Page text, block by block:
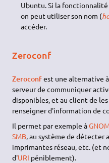
Ubuntu. Si la fonctionnalité
on peut utiliser son nom (
accéder.
Zeroconf
Zeroconfest une alternative à
serveur de communiquer
disponibles, et au client de les
renseigner d'information de
Il permet par exemple à
SMB, au système de détecter
imprimantes réseau, etc. (et
d'URI péniblement).